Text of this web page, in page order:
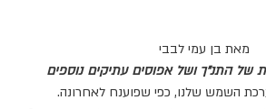
מאת בן עמי לבבי
של התנ"ך ושל אפוסים עתיקים נוספים
השמש שלנו, כפי שפוענח לאחרונה.